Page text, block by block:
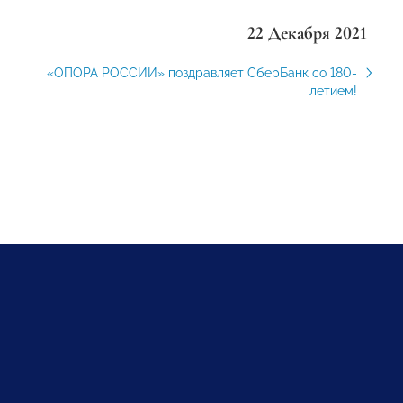
22 Декабря 2021
«ОПОРА РОССИИ» поздравляет СберБанк со 180-
летием!